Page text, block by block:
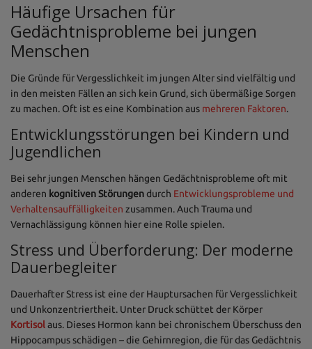
Häufige Ursachen für
Gedächtnisprobleme bei jungen
Menschen
Die Gründe für Vergesslichkeit im jungen Alter sind vielfältig und
in den meisten Fällen an sich kein Grund, sich übermäßige Sorgen
zu machen. Oft ist es eine Kombination aus mehreren Faktoren.
Entwicklungsstörungen bei Kindern und
Jugendlichen
Bei sehr jungen Menschen hängen Gedächtnisprobleme oft mit
anderen kognitiven Störungendurch Entwicklungsprobleme und
Verhaltensauffälligkeiten zusammen. Auch Trauma und
Vernachlässigung können hier eine Rolle spielen.
Stress und Überforderung: Der moderne
Dauerbegleiter
Dauerhafter Stress ist eine der Hauptursachen für Vergesslichkeit
und Unkonzentriertheit. Unter Druck schüttet der Körper
Kortisolaus. Dieses Hormon kann bei chronischem Überschuss den
Hippocampus schädigen – die Gehirnregion, die für das Gedächtnis